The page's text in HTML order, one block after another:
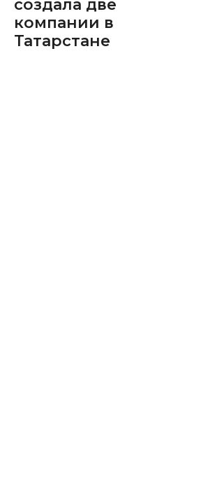
создала две
компании в
Татарстане